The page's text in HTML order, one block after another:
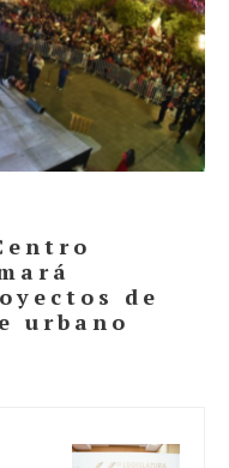
de
urbano